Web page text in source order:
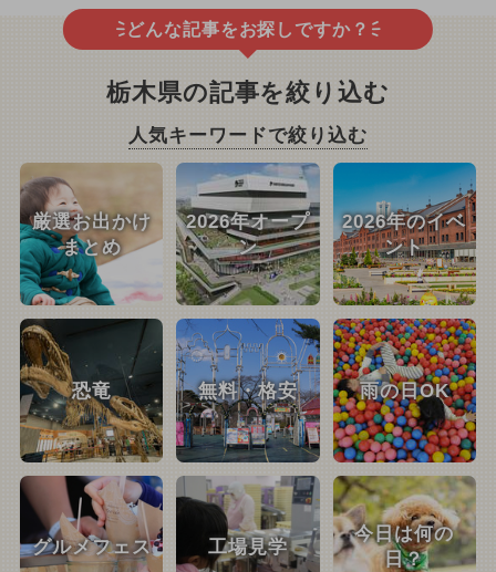
どんな記事をお探しですか？
栃木県の記事を絞り込む
人気キーワードで絞り込む
厳選お出かけ
まとめ
2026年オープ
ン
2026年のイベ
ント
恐竜 無料・格安 雨の日OK
グルメフェス 工場見学
今日は何の
日？